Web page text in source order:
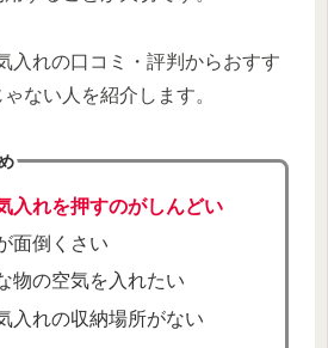
入れの口コミ・評判からおすす
ない人を紹介します。
入れを押すのがしんどい
面倒くさい
物の空気を入れたい
入れの収納場所がない